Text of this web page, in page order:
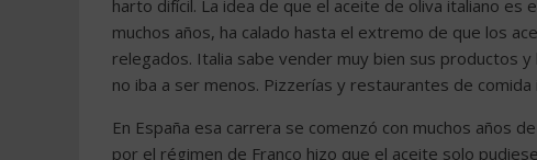
harto difícil. La idea de que el aceite de oliva italiano
muchos años, ha calado hasta el extremo de que los
relegados. Italia sabe vender muy bien sus productos
no iba a ser menos. Pizzerías y restaurantes de
En España esa carrera se comenzó con muchos años
por el régimen de Franco hizo que el aceite solo